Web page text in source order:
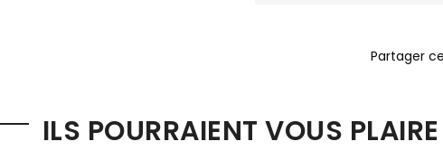
ILS POURRAIENT VOUS PLAIRE